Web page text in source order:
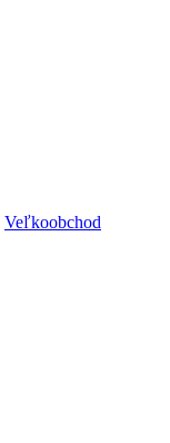
Veľkoobchod